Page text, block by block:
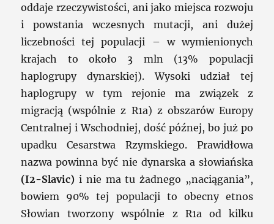
oddaje rzeczywistości, ani jako miejsca rozwoju
i powstania wczesnych mutacji, ani dużej
liczebności tej populacji – w wymienionych
krajach to około 3 mln (13% populacji
haplogrupy dynarskiej). Wysoki udział tej
haplogrupy w tym rejonie ma związek z
migracją (wspólnie z R1a) z obszarów Europy
Centralnej i Wschodniej, dość późnej, bo już po
upadku Cesarstwa Rzymskiego. Prawidłowa
nazwa powinna być nie dynarska a słowiańska
(I2-Slavic) i nie ma tu żadnego „naciągania”,
bowiem 90% tej populacji to obecny etnos
Słowian tworzony wspólnie z R1a od kilku